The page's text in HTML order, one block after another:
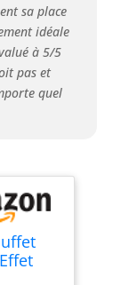
sa place
idéale
à 5/5
pas et
quel